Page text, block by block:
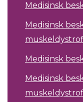
Medisinsk
Medisinsk
Medisinsk
Medisinsk